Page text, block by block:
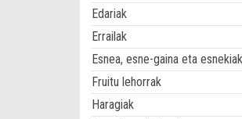
Edariak
Errailak
Esnea, esne-gaina eta esnekiak
Fruitu lehorrak
Haragiak